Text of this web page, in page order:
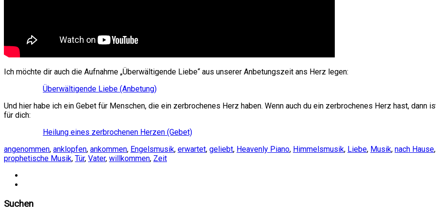
Ich möchte dir auch die Aufnahme „Überwältigende Liebe“ aus unserer Anbetungszeit ans Herz legen:
Überwältigende Liebe (Anbetung)
Und hier habe ich ein Gebet für Menschen, die ein zerbrochenes Herz haben. Wenn auch du ein zerbrochenes Herz hast, dann
für dich:
Heilung eines zerbrochenen Herzen (Gebet)
angenommen, anklopfen, ankommen, Engelsmusik, erwartet, geliebt, Heavenly Piano, Himmelsmusik, Liebe, Musik, nach Hause
prophetische Musik, Tür, Vater, willkommen, Zeit
Suchen